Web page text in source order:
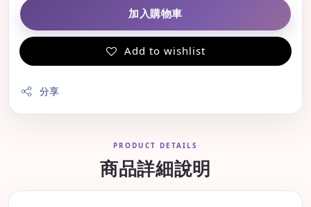
加入購物車
Add to wishlist
分享
PRODUCT DETAILS
商品詳細說明